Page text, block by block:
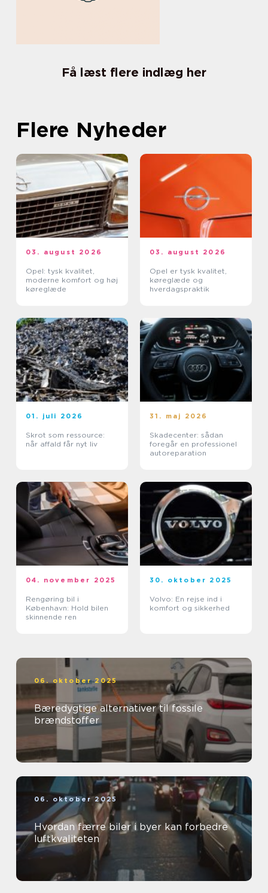
Få læst flere indlæg her
Flere Nyheder
03. august 2026
Opel: tysk kvalitet,
moderne komfort og høj
køreglæde
03. august 2026
Opel er tysk kvalitet,
køreglæde og
hverdagspraktik
01. juli 2026
Skrot som ressource:
når affald får nyt liv
31. maj 2026
Skadecenter: sådan
foregår en professionel
autoreparation
04. november 2025
Rengøring bil i
København: Hold bilen
skinnende ren
30. oktober 2025
Volvo: En rejse ind i
komfort og sikkerhed
06. oktober 2025
Bæredygtige alternativer til fossile
brændstoffer
06. oktober 2025
Hvordan færre biler i byer kan forbedre
luftkvaliteten